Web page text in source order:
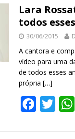
b
o
o
k
er
Lara
todos
30/06/2015
A cantora e
vídeo para uma
de todos esses
própria […]
F
ac
T
w